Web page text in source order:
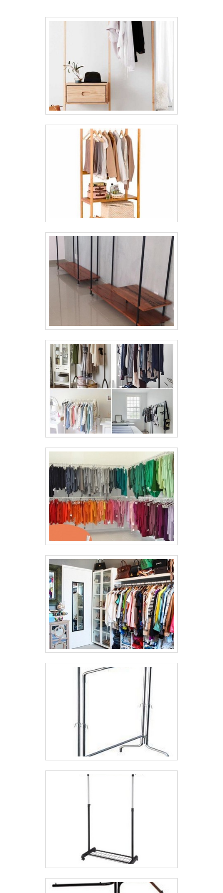
responsável, qualificações construídas por
focar suas ações no resultado final, tendo
escritório de alta qualidade onde são
realizadas as atividades e equipamentos de
última geração. Tudo isso, somado a uma
equipe com colaboradores proativos e
especialistas dedicados, garante o sucesso
de cada cliente de ponta a ponta.